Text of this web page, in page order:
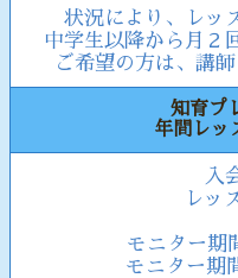
状況により、レッ
中学生以降から月２
ご希望の方は、講
知育プ
年間レッ
入
レッ
モニター
モニター期